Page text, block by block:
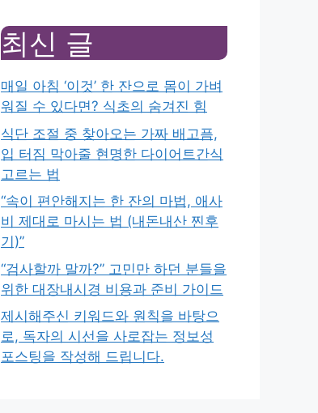
최신 글
매일 아침 ‘이것’ 한 잔으로 몸이 가벼
워질 수 있다면? 식초의 숨겨진 힘
식단 조절 중 찾아오는 가짜 배고픔,
입 터짐 막아줄 현명한 다이어트간식
고르는 법
“속이 편안해지는 한 잔의 마법, 애사
비 제대로 마시는 법 (내돈내산 찐후
기)”
“검사할까 말까?” 고민만 하던 분들을
위한 대장내시경 비용과 준비 가이드
제시해주신 키워드와 원칙을 바탕으
로, 독자의 시선을 사로잡는 정보성
포스팅을 작성해 드립니다.